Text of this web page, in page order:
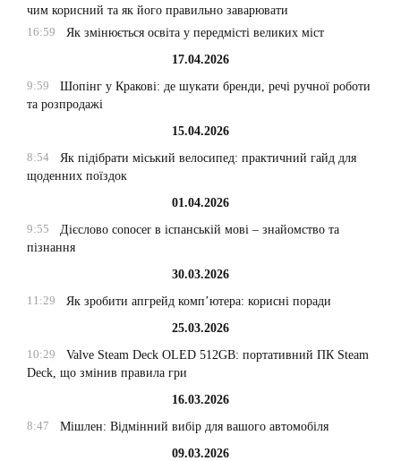
чим корисний та як його правильно заварювати
16:59
Як змінюється освіта у передмісті великих міст
17.04.2026
9:59
Шопінг у Кракові: де шукати бренди, речі ручної роботи
та розпродажі
15.04.2026
8:54
Як підібрати міський велосипед: практичний гайд для
щоденних поїздок
01.04.2026
9:55
Дієслово conocer в іспанській мові – знайомство та
пізнання
30.03.2026
11:29
Як зробити апгрейд комп’ютера: корисні поради
25.03.2026
10:29
Valve Steam Deck OLED 512GB: портативний ПК Steam
Deck, що змінив правила гри
16.03.2026
8:47
Мішлен: Відмінний вибір для вашого автомобіля
09.03.2026